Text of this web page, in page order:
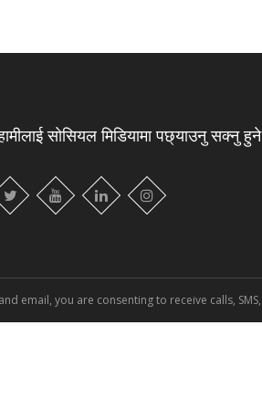
सोसियल मिडियामा पछ्याउनु सक्नु
you are consenting to receive calls,